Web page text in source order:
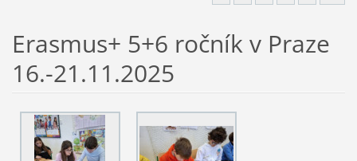
Erasmus+ 5+6 ročník v Praze
16.-21.11.2025